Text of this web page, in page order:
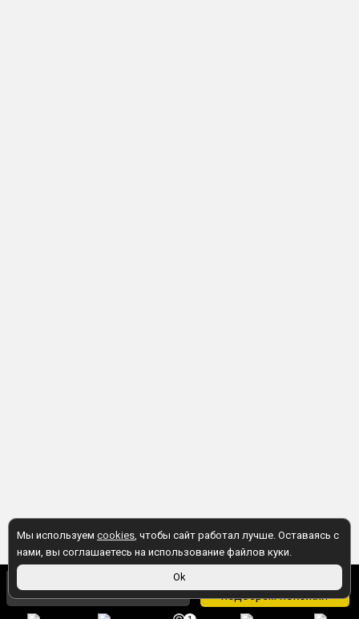
5 422 ₽
подберем похожий
Мы используем cookies, чтобы сайт работал лучше. Оставаясь с
нами, вы соглашаетесь на использование файлов куки.
Ok